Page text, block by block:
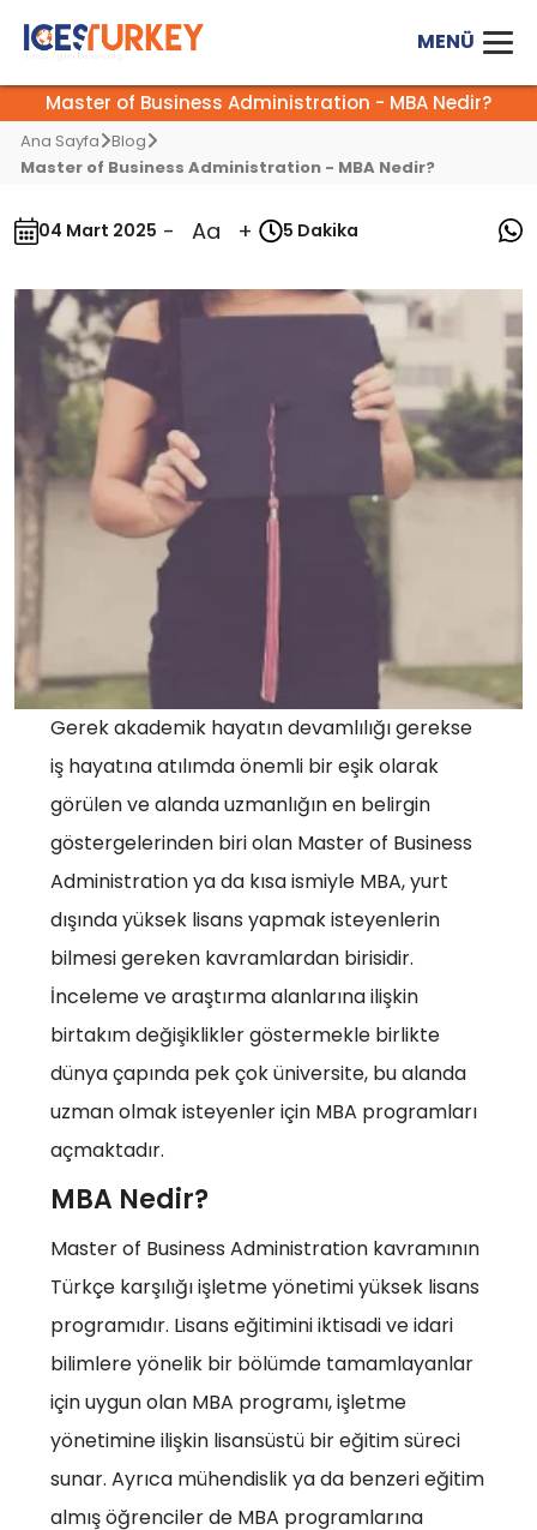
Master of Business Administration - MBA Nedir?
Ana Sayfa Blog
Master of Business Administration - MBA Nedir?
04 Mart 2025 - Aa + 5 Dakika
Gerek akademik hayatın devamlılığı gerekse
iş hayatına atılımda önemli bir eşik olarak
görülen ve alanda uzmanlığın en belirgin
göstergelerinden biri olan Master of Business
Administration ya da kısa ismiyle MBA, yurt
dışında yüksek lisans yapmak isteyenlerin
bilmesi gereken kavramlardan birisidir.
İnceleme ve araştırma alanlarına ilişkin
birtakım değişiklikler göstermekle birlikte
dünya çapında pek çok üniversite, bu alanda
uzman olmak isteyenler için MBA programları
açmaktadır.
MBA Nedir?
Master of Business Administration kavramının
Türkçe karşılığı işletme yönetimi yüksek lisans
programıdır. Lisans eğitimini iktisadi ve idari
bilimlere yönelik bir bölümde tamamlayanlar
için uygun olan MBA programı, işletme
yönetimine ilişkin lisansüstü bir eğitim süreci
sunar. Ayrıca mühendislik ya da benzeri eğitim
almış öğrenciler de MBA programlarına